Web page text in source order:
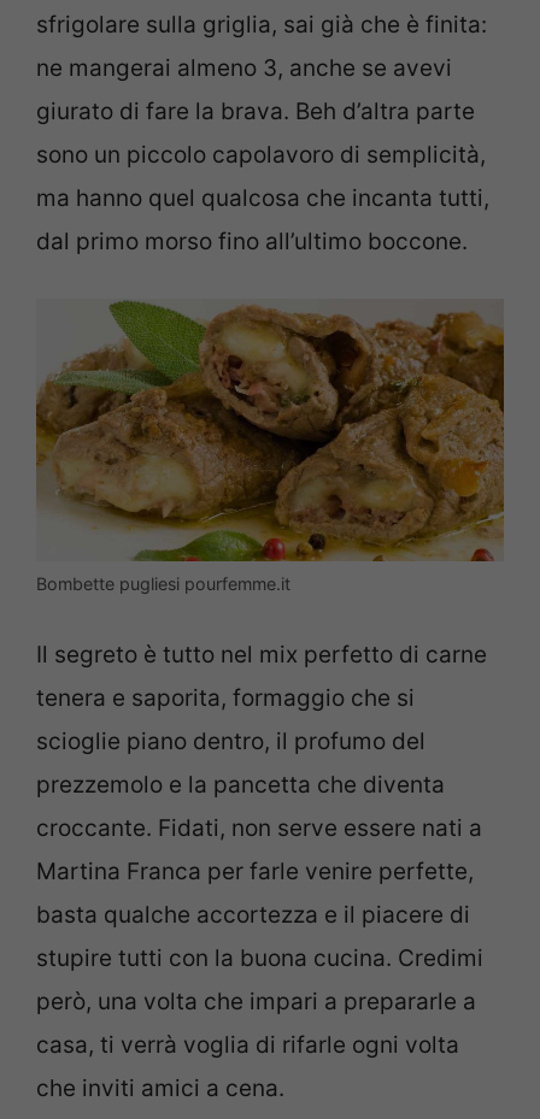
sfrigolare sulla griglia, sai già che è finita:
ne mangerai almeno 3, anche se avevi
giurato di fare la brava. Beh d’altra parte
sono un piccolo capolavoro di semplicità,
ma hanno quel qualcosa che incanta tutti,
dal primo morso fino all’ultimo boccone.
Bombette pugliesi pourfemme.it
Il segreto è tutto nel mix perfetto di carne
tenera e saporita, formaggio che si
scioglie piano dentro, il profumo del
prezzemolo e la pancetta che diventa
croccante. Fidati, non serve essere nati a
Martina Franca per farle venire perfette,
basta qualche accortezza e il piacere di
stupire tutti con la buona cucina. Credimi
però, una volta che impari a prepararle a
casa, ti verrà voglia di rifarle ogni volta
che inviti amici a cena.